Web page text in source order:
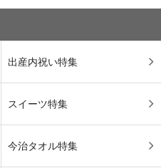
出産内祝い特集
スイーツ特集
今治タオル特集